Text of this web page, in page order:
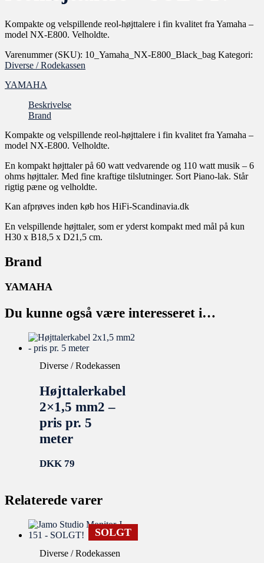
Kompakte og velspillende reol-højttalere i fin kvalitet fra Yamaha –
model NX-E800. Velholdte.
Varenummer (SKU): 10_Yamaha_NX-E800_Black_bag Kategori:
Diverse / Rodekassen
YAMAHA
Beskrivelse
Brand
Kompakte og velspillende reol-højttalere i fin kvalitet fra Yamaha –
model NX-E800. Velholdte.
En kompakt højttaler på 60 watt vedvarende og 110 watt musik – 6
ohms højttaler. Med fine kraftige tilslutninger. Sort Piano-lak. Står
rigtig pæne og velholdte.
Kan afprøves inden køb hos HiFi-Scandinavia.dk
En velspillende højttaler, som er yderst kompakt med mål på kun
H30 x B18,5 x D21,5 cm.
Brand
YAMAHA
Du kunne også være interesseret i…
Diverse / Rodekassen
Højttalerkabel
2×1,5 mm2 –
pris pr. 5
meter
DKK79
Relaterede varer
SOLGT
Diverse / Rodekassen